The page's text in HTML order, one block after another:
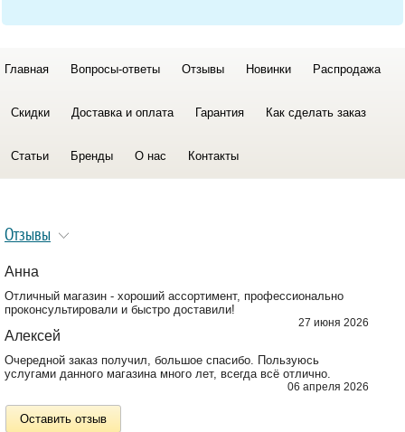
Главная Вопросы-ответы Отзывы Новинки Распродажа
Скидки Доставка и оплата Гарантия Как сделать заказ
Статьи Бренды О нас Контакты
Отзывы
Анна
Отличный магазин - хороший ассортимент, профессионально
проконсультировали и быстро доставили!
27 июня 2026
Алексей
Очередной заказ получил, большое спасибо. Пользуюсь
услугами данного магазина много лет, всегда всё отлично.
06 апреля 2026
Оставить отзыв